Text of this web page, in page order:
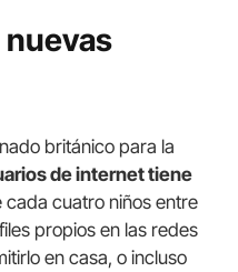
británico para la
de internet tiene
cada cuatro niños entre
propios en las redes
en casa, o incluso